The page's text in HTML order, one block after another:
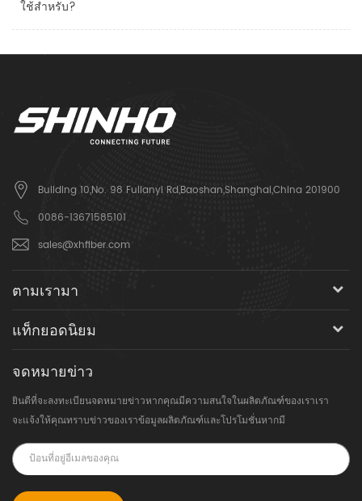
ใช้สำหรับ?
Building 10,No. 98 Fulianyi Rd,Baoshan,Shanghai,China 201900
0086-13671585101
sales@xhfiber.com
ตามเรามา
แท็กยอดนิยม
จดหมายข่าว
ยินดีที่จะลงทะเบียนจดหมายข่าวหากคุณมีความสนใจในผลิตภัณฑ์ของเราเรา
จะแจ้งให้คุณทราบข่าวของเราข้อมูลผลิตภัณฑ์และโปรโมชั่นหากมี